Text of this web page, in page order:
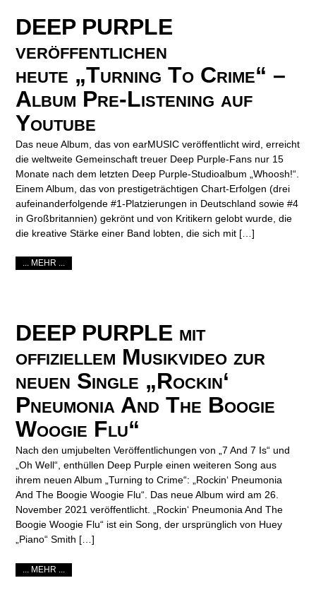
DEEP PURPLE
veröffentlichen
heute „Turning To Crime“ –
Album Pre-Listening auf
Youtube
Das neue Album, das von earMUSIC veröffentlicht wird, erreicht
die weltweite Gemeinschaft treuer Deep Purple-Fans nur 15
Monate nach dem letzten Deep Purple-Studioalbum „Whoosh!“.
Einem Album, das von prestigeträchtigen Chart-Erfolgen (drei
aufeinanderfolgende #1-Platzierungen in Deutschland sowie #4
in Großbritannien) gekrönt und von Kritikern gelobt wurde, die
die kreative Stärke einer Band lobten, die sich mit […]
... MEHR ...
DEEP PURPLE mit
offiziellem Musikvideo zur
neuen Single „Rockin‘
Pneumonia And The Boogie
Woogie Flu“
Nach den umjubelten Veröffentlichungen von „7 And 7 Is“ und
„Oh Well“, enthüllen Deep Purple einen weiteren Song aus
ihrem neuen Album „Turning to Crime“: „Rockin‘ Pneumonia
And The Boogie Woogie Flu“. Das neue Album wird am 26.
November 2021 veröffentlicht. „Rockin‘ Pneumonia And The
Boogie Woogie Flu“ ist ein Song, der ursprünglich von Huey
„Piano“ Smith […]
... MEHR ...